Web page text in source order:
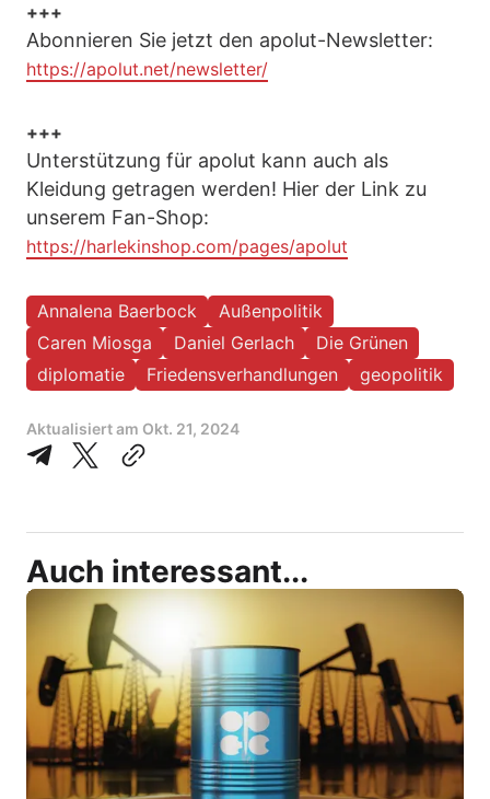
+++
Abonnieren Sie jetzt den apolut-Newsletter:
https://apolut.net/newsletter/
+++
Unterstützung für apolut kann auch als
Kleidung getragen werden! Hier der Link zu
unserem Fan-Shop:
https://harlekinshop.com/pages/apolut
Annalena Baerbock
Außenpolitik
Caren Miosga
Daniel Gerlach
Die Grünen
diplomatie
Friedensverhandlungen geopolitik
Aktualisiert am Okt. 21, 2024
Auch interessant...